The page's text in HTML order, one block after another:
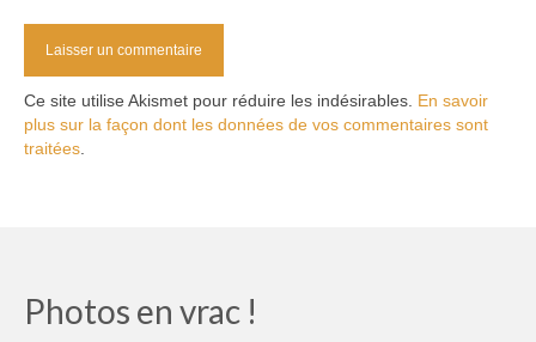
Ce site utilise Akismet pour réduire les indésirables. En savoir
plus sur la façon dont les données de vos commentaires sont
traitées
Photos en vrac !